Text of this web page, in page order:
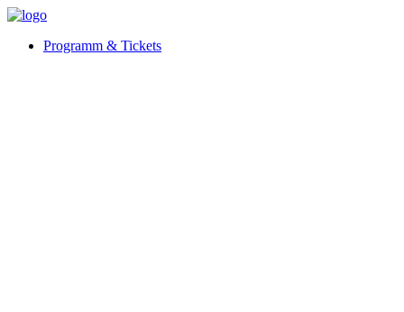
Programm & Tickets